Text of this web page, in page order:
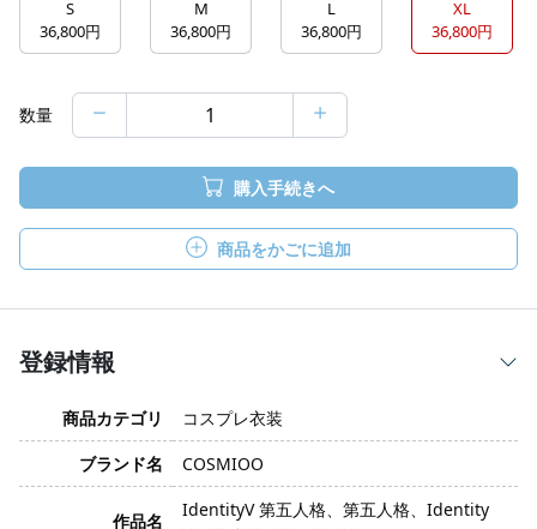
S
36,800円
M
36,800円
L
36,800円
XL
36,800円
数量
購入手続きへ
商品をかごに追加
登録情報
商品カテゴリ
コスプレ衣装
ブランド名
COSMIOO
作品名
IdentityV 第五人格、第五人格、Identity